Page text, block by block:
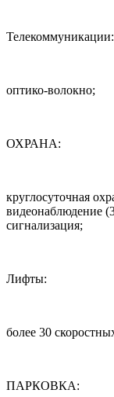
Телекоммуникации:
оптико-волокно;
ОХРАНА:
круглосуточная
видеонаблюдение
сигнализация;
Лифты:
более 30
ПАРКОВКА: